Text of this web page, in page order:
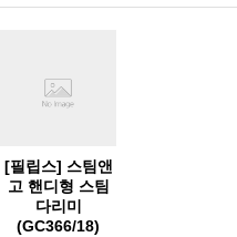
[필립스] 스팀앤
고 핸디형 스팀
다리미
(GC366/18)